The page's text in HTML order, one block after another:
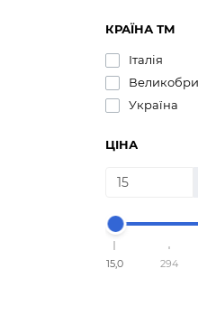
КРАЇНА ТМ
Італія
Україна
ЦІНА
15,0 294